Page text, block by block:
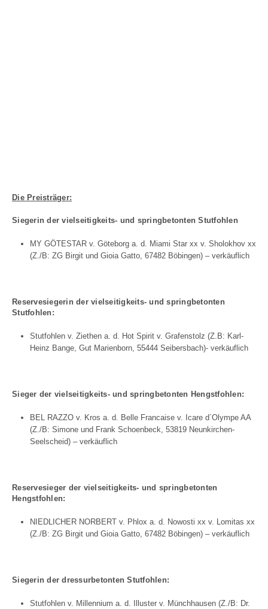
Die Preisträger:
Siegerin der vielseitigkeits- und springbetonten Stutfohlen
MY GÖTESTAR v. Göteborg a. d. Miami Star xx v. Sholokhov xx
(Z./B: ZG Birgit und Gioia Gatto, 67482 Böbingen) – verkäuflich
Reservesiegerin der vielseitigkeits- und springbetonten
Stutfohlen:
Stutfohlen v. Ziethen a. d. Hot Spirit v. Grafenstolz (Z.B: Karl-
Heinz Bange, Gut Marienborn, 55444 Seibersbach)- verkäuflich
Sieger der vielseitigkeits- und springbetonten Hengstfohlen:
BEL RAZZO v. Kros a. d. Belle Francaise v. Icare d´Olympe AA
(Z./B: Simone und Frank Schoenbeck, 53819 Neunkirchen-
Seelscheid) – verkäuflich
Reservesieger der vielseitigkeits- und springbetonten
Hengstfohlen:
NIEDLICHER NORBERT v. Phlox a. d. Nowosti xx v. Lomitas xx
(Z./B: ZG Birgit und Gioia Gatto, 67482 Böbingen) – verkäuflich
Siegerin der dressurbetonten Stutfohlen:
Stutfohlen v. Millennium a. d. Illuster v. Münchhausen (Z./B: Dr.